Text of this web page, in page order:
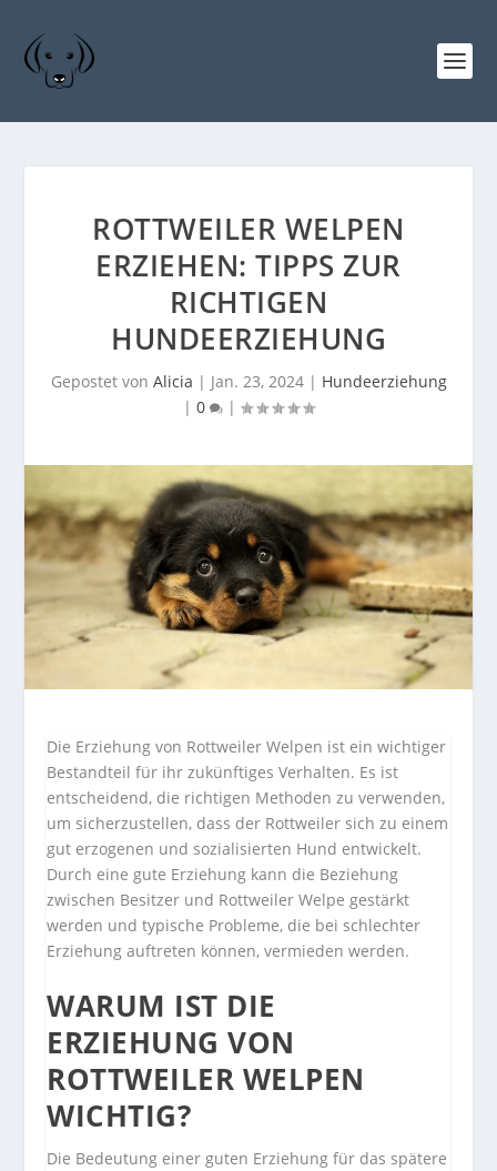
ROTTWEILER WELPEN
ERZIEHEN: TIPPS ZUR
RICHTIGEN
HUNDEERZIEHUNG
Gepostet von Alicia | Jan. 23, 2024| Hundeerziehung
| 0 |
Die Erziehung von Rottweiler Welpen ist ein wichtiger
Bestandteil für ihr zukünftiges Verhalten. Es ist
entscheidend, die richtigen Methoden zu verwenden,
um sicherzustellen, dass der Rottweiler sich zu einem
gut erzogenen und sozialisierten Hund entwickelt.
Durch eine gute Erziehung kann die Beziehung
zwischen Besitzer und Rottweiler Welpe gestärkt
werden und typische Probleme, die bei schlechter
Erziehung auftreten können, vermieden werden.
WARUM IST DIE
ERZIEHUNG VON
ROTTWEILER WELPEN
WICHTIG?
Die Bedeutung einer guten Erziehung für das spätere